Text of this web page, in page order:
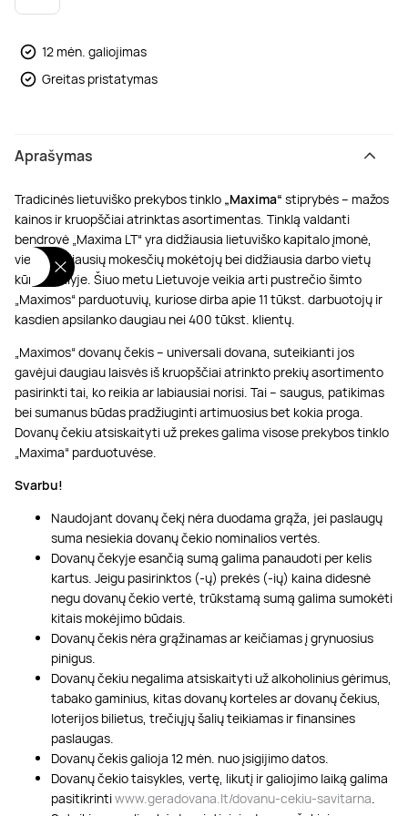
12 mėn. galiojimas
Greitas pristatymas
Aprašymas
Tradicinės lietuviško prekybos tinklo „Maxima“ stiprybės – mažos
kainos ir kruopščiai atrinktas asortimentas. Tinklą valdanti
bendrovė „Maxima LT“ yra didžiausia lietuviško kapitalo įmonė,
viena didžiausių mokesčių mokėtojų bei didžiausia darbo vietų
kūrėja šalyje. Šiuo metu Lietuvoje veikia arti pustrečio šimto
„Maximos“ parduotuvių, kuriose dirba apie 11 tūkst. darbuotojų ir
kasdien apsilanko daugiau nei 400 tūkst. klientų.
„Maximos“ dovanų čekis – universali dovana, suteikianti jos
gavėjui daugiau laisvės iš kruopščiai atrinkto prekių asortimento
pasirinkti tai, ko reikia ar labiausiai norisi. Tai – saugus, patikimas
bei sumanus būdas pradžiuginti artimuosius bet kokia proga.
Dovanų čekiu atsiskaityti už prekes galima visose prekybos tinklo
„Maxima“ parduotuvėse.
Svarbu!
Naudojant dovanų čekį nėra duodama grąža, jei paslaugų
suma nesiekia dovanų čekio nominalios vertės.
Dovanų čekyje esančią sumą galima panaudoti per kelis
kartus. Jeigu pasirinktos (-ų) prekės (-ių) kaina didesnė
negu dovanų čekio vertė, trūkstamą sumą galima sumokėti
kitais mokėjimo būdais.
Dovanų čekis nėra grąžinamas ar keičiamas į grynuosius
pinigus.
Dovanų čekiu negalima atsiskaityti už alkoholinius gėrimus,
tabako gaminius, kitas dovanų korteles ar dovanų čekius,
loterijos bilietus, trečiųjų šalių teikiamas ir finansines
paslaugas.
Dovanų čekis galioja 12 mėn. nuo įsigijimo datos.
Dovanų čekio taisykles, vertę, likutį ir galiojimo laiką galima
pasitikrintiwww.geradovana.lt/dovanu-cekiu-savitarna.